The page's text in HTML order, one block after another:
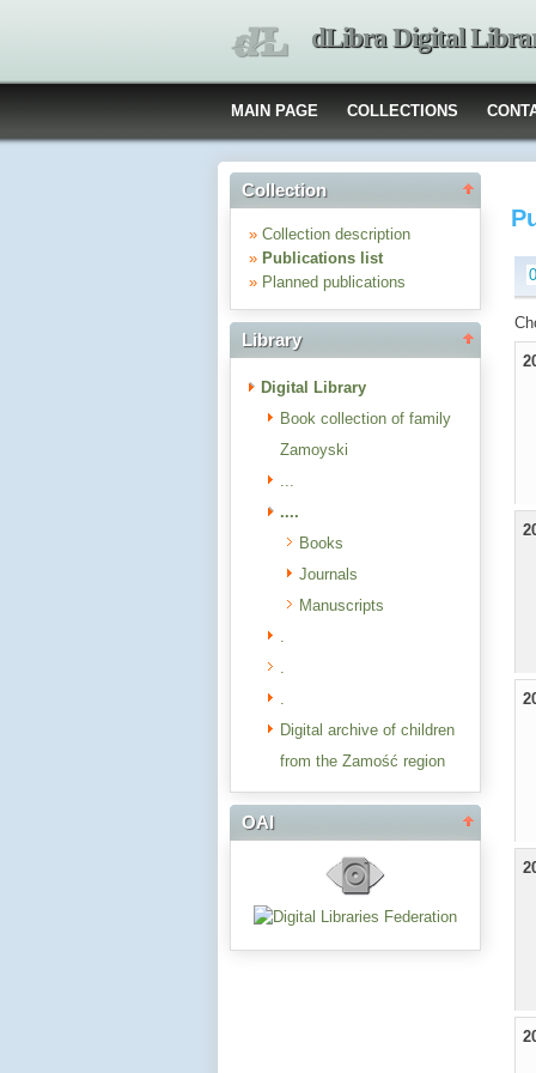
dLibra Digital
MAIN PAGE COLLECTIONS
Collection
» Collection description
» Publications list
» Planned publications
Library
Digital Library
Book collection of family
Zamoyski
...
....
Books
Journals
Manuscripts
.
.
.
Digital archive of children
from the Zamość region
OAI